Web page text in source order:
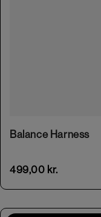
Balance Harness
499,00 kr.